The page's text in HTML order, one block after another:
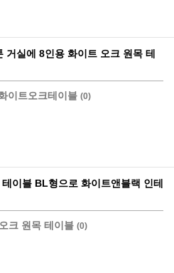
거실에 8인용 화이트 오크 원목 테
이트오크테이블 (0)
이블 BL형으로 화이트앤블랙 인테
크 원목 테이블 (0)